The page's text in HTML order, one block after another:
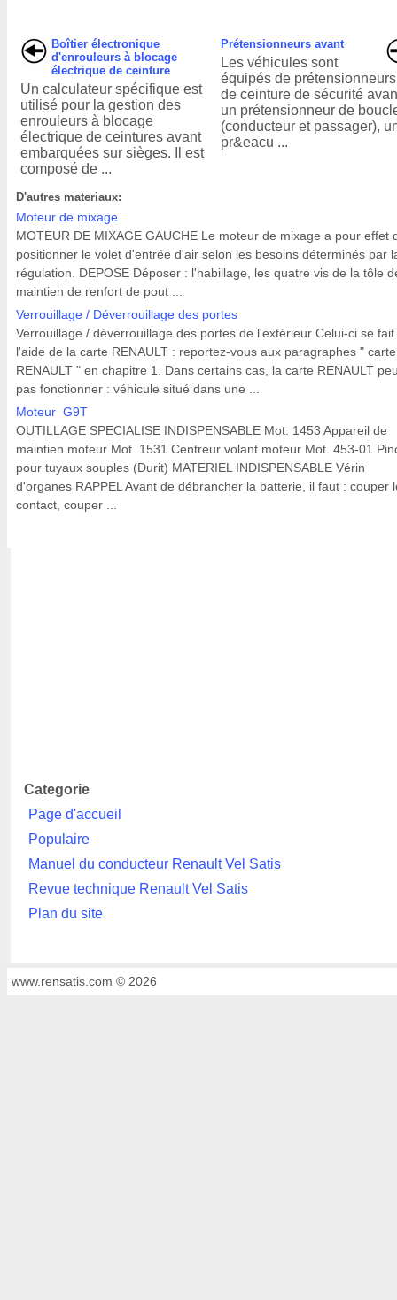
Boîtier électronique
d'enrouleurs à blocage
électrique de ceinture
Un calculateur spécifique est
utilisé pour la gestion des
enrouleurs à blocage
électrique de ceintures avant
embarquées sur sièges. Il est
composé de ...
Prétensionneurs avant
Les véhicules sont
équipés de prétensionneurs
de ceinture de sécurité
un prétensionneur de
(conducteur et passager),
pr&eacu ...
D'autres materiaux:
Moteur de mixage
MOTEUR DE MIXAGE GAUCHE Le moteur de mixage a pour effet
positionner le volet d'entrée d'air selon les besoins déterminés par
régulation. DEPOSE Déposer : l'habillage, les quatre vis de la tôle
maintien de renfort de pout ...
Verrouillage / Déverrouillage des portes
Verrouillage / déverrouillage des portes de l'extérieur Celui-ci se fait
l'aide de la carte RENAULT : reportez-vous aux paragraphes " carte
RENAULT " en chapitre 1. Dans certains cas, la carte RENAULT
pas fonctionner : véhicule situé dans une ...
Moteur G9T
OUTILLAGE SPECIALISE INDISPENSABLE Mot. 1453 Appareil de
maintien moteur Mot. 1531 Centreur volant moteur Mot. 453-01
pour tuyaux souples (Durit) MATERIEL INDISPENSABLE Vérin
d'organes RAPPEL Avant de débrancher la batterie, il faut : couper
contact, couper ...
Categorie
Page d'accueil
Populaire
Manuel du conducteur Renault Vel Satis
Revue technique Renault Vel Satis
Plan du site
www.rensatis.com © 2026